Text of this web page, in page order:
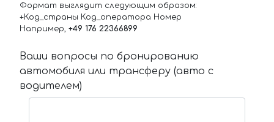
Формат выглядит следующим образом:
+Код_страны Код_оператора Номер
Например, +49 176 22366899
Ваши вопросы по бронированию
автомобиля или трансферу (авто с
водителем)